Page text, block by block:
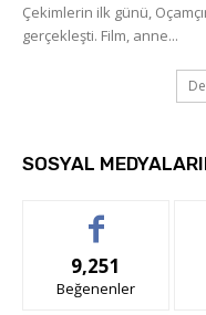
Çekimlerin ilk günü,
gerçekleşti. Film, anne...
SOSYAL
9,251
Beğenenler